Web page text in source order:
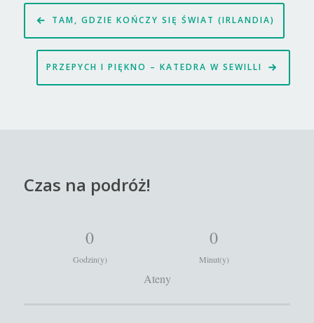
Nawigacja
wpisu
TAM, GDZIE KOŃCZY SIĘ ŚWIAT (IRLANDIA)
PRZEPYCH I PIĘKNO – KATEDRA W SEWILLI
Czas na podróż!
0
Godzin(y)
0
Minut(y)
Ateny